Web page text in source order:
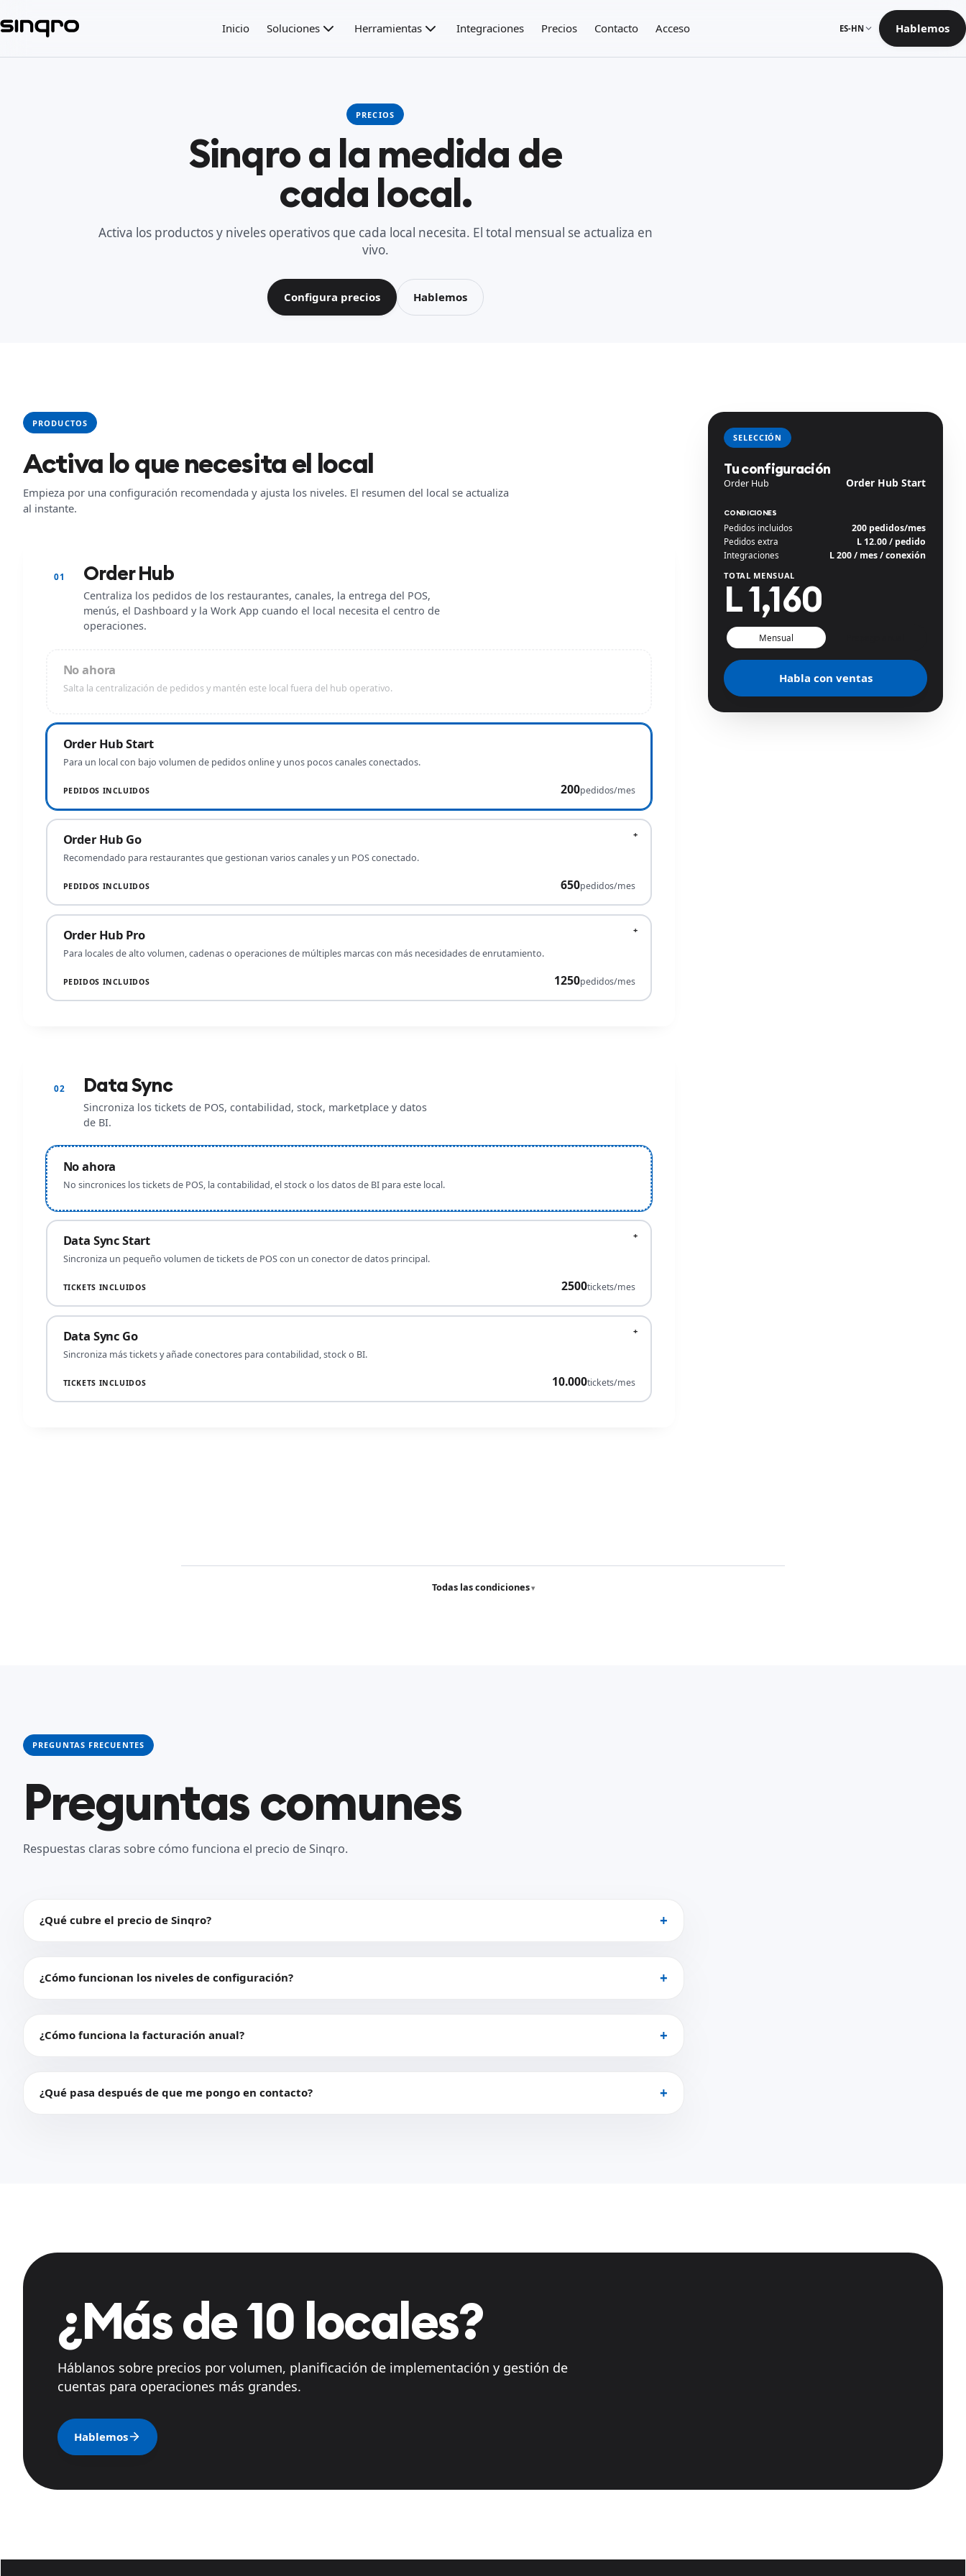
Inicio Soluciones Herramientas Integraciones Precios Contacto Acceso ES-HN Hablemos
PRECIOS
Sinqro a la medida de
cada local.
Activa los productos y niveles operativos que cada local necesita. El total mensual se actualiza en
vivo.
Configura precios Hablemos
PRODUCTOS
Activa lo que necesita el local
Empieza por una configuración recomendada y ajusta los niveles. El resumen del local se actualiza
al instante.
01 Order Hub
Centraliza los pedidos de los restaurantes, canales, la entrega del POS,
menús, el Dashboard y la Work App cuando el local necesita el centro de
operaciones.
No ahora
Salta la centralización de pedidos y mantén este local fuera del hub operativo.
Order Hub Start
Para un local con bajo volumen de pedidos online y unos pocos canales conectados.
PEDIDOS INCLUIDOS 200pedidos/mes
Order Hub Go +
Recomendado para restaurantes que gestionan varios canales y un POS conectado.
PEDIDOS INCLUIDOS 650pedidos/mes
Order Hub Pro +
Para locales de alto volumen, cadenas o operaciones de múltiples marcas con más necesidades de enrutamiento.
PEDIDOS INCLUIDOS 1250pedidos/mes
02 Data Sync
Sincroniza los tickets de POS, contabilidad, stock, marketplace y datos
de BI.
No ahora
No sincronices los tickets de POS, la contabilidad, el stock o los datos de BI para este local.
Data Sync Start +
Sincroniza un pequeño volumen de tickets de POS con un conector de datos principal.
TICKETS INCLUIDOS 2500tickets/mes
Data Sync Go +
Sincroniza más tickets y añade conectores para contabilidad, stock o BI.
TICKETS INCLUIDOS 10.000tickets/mes
SELECCIÓN
Tu configuración
Order Hub Order Hub Start
CONDICIONES
Pedidos incluidos 200 pedidos/mes
Pedidos extra L 12.00 / pedido
Integraciones L 200 / mes / conexión
TOTAL MENSUAL
L 1,160
Mensual
Habla con ventas
Todas las condiciones
PREGUNTAS FRECUENTES
Preguntas comunes
Respuestas claras sobre cómo funciona el precio de Sinqro.
¿Qué cubre el precio de Sinqro?
¿Cómo funcionan los niveles de configuración?
¿Cómo funciona la facturación anual?
¿Qué pasa después de que me pongo en contacto?
¿Más de 10 locales?
Háblanos sobre precios por volumen, planificación de implementación y gestión de
cuentas para operaciones más grandes.
Hablemos